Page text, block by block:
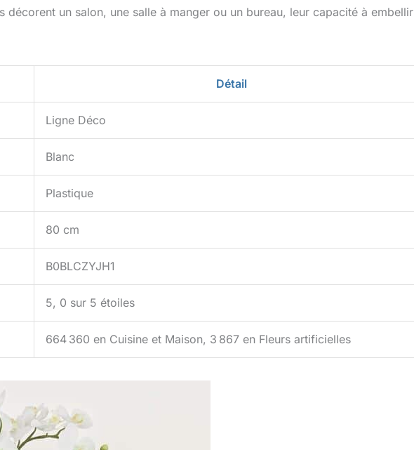
décorent un salon, une salle à manger ou un bureau, leur capacité à embellir
Détail
Ligne Déco
Blanc
Plastique
80 cm
B0BLCZYJH1
5, 0 sur 5 étoiles
664 360 en Cuisine et Maison, 3 867 en Fleurs artificielles